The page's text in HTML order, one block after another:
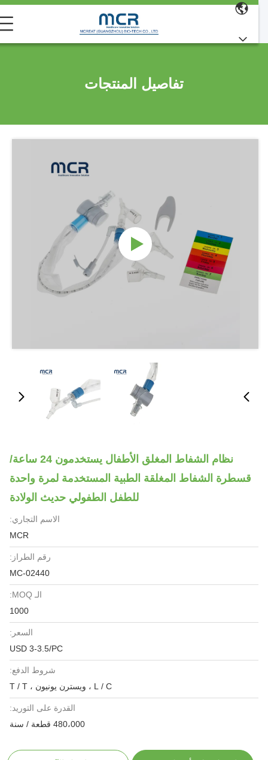
تفاصيل المنتجات
نظام الشفاط المغلق الأطفال يستخدمون 24 ساعة/
قسطرة الشفاط المغلقة الطبية المستخدمة لمرة واحدة
للطفل الطفولي حديث الولادة
الاسم التجاري:
MCR
رقم الطراز:
MC-02440
الـ MOQ:
1000
السعر:
USD 3-3.5/PC
شروط الدفع:
L / C ، ويسترن يونيون ، T / T
القدرة على التوريد:
480،000 قطعة / سنة